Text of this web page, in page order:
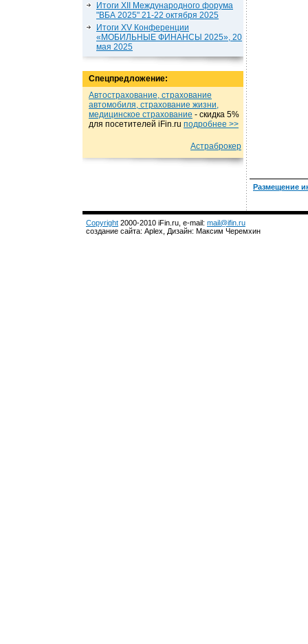
Итоги XII Международного форума
"ВБА 2025" 21-22 октября 2025
Итоги XV Конференции
«МОБИЛЬНЫЕ ФИНАНСЫ 2025», 20
мая 2025
Спецпредложение:
Автострахование, страхование
автомобиля, страхование жизни,
медицинское страхование - cкидка 5%
для посетителей iFin.ru подробнеe >>
Астраброкер
Размещение
Copyright 2000-2010 iFin.ru, e-mail: mail@ifin.ru
создание сайта: Aplex, Дизайн: Максим Черемхин